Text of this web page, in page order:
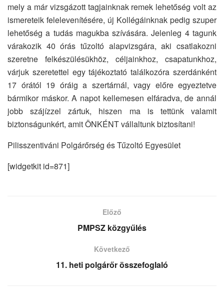
mely a már vizsgázott tagjainknak remek lehetőség volt az
ismereteik felelevenítésére, új Kollégáinknak pedig szuper
lehetőség a tudás magukba szívására. Jelenleg 4 tagunk
várakozik 40 órás tűzoltó alapvizsgára, aki csatlakozni
szeretne felkészülésükhöz, céljainkhoz, csapatunkhoz,
várjuk szeretettel egy tájékoztató találkozóra szerdánként
17 órától 19 óráig a szertárnál, vagy előre egyeztetve
bármikor máskor. A napot kellemesen elfáradva, de annál
jobb szájízzel zártuk, hiszen ma is tettünk valamit
biztonságunkért, amit ÖNKÉNT vállaltunk biztosítani!
Pilisszentiváni Polgárőrség és Tűzoltó Egyesület
[widgetkit id=871]
Előző
PMPSZ közgyűlés
Következő
11. heti polgárőr összefoglaló